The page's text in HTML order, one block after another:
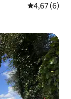
4,67 av 5 i
4,67 (6)